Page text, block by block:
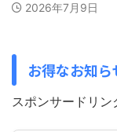
2026年7月9日
お得なお知ら
スポンサードリン